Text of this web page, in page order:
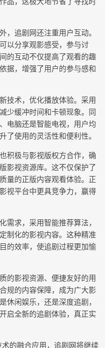
，追剧网还注重用户互动。
以分享观影感受，参与讨
的互动不仅提高了观看的趣
据，增强了用户的参与感和
技术，优化播放体验。采用
少缓冲时间和卡顿现象。同
电脑还是智能电视，用户均
了使用的灵活性和便利性。
积极与影视版权方合作，确
影视资源库。这不仅保护了
量的正版内容观看体验。正
视平台中更具竞争力，赢得
需求，采用智能推荐算法，
制化的影视内容。这种精准
的效率，使追剧过程更加愉
的影视资源、便捷友好的用
规的内容保障，成为广大影
休闲娱乐，还是深度追剧，
启全新的追剧体验，真正实
的融合应用，追剧网将继续